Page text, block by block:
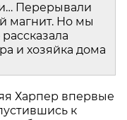
Перерывали
магнит. Но мы
и хозяйка дома
Харпер впервые
к